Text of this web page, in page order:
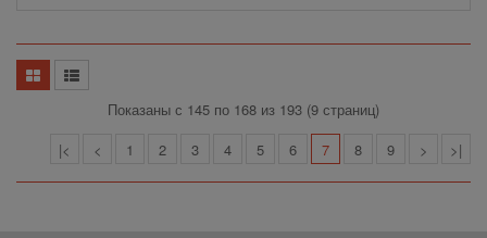
Показаны с 145 по 168 из 193 (9 страниц)
|<
< 1 2 3 4 5 6 7 8 9 > >|